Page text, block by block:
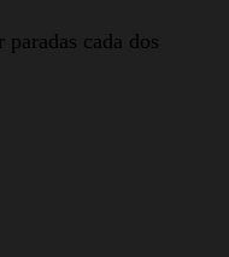
cada dos